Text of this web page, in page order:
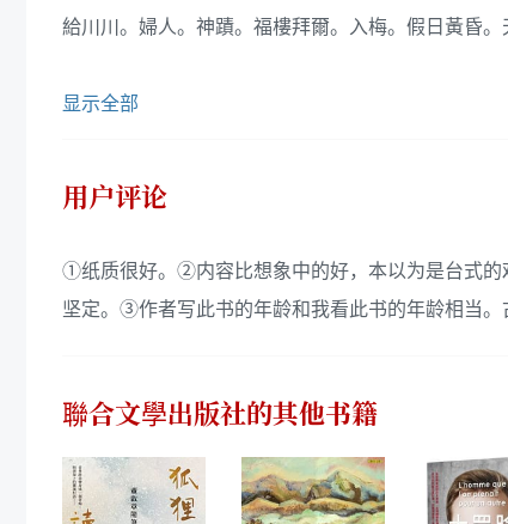
給川川。婦人。神蹟。福樓拜爾。入梅。假日黃昏。
显示全部
用户评论
①纸质很好。②内容比想象中的好，本以为是台式的
坚定。③作者写此书的年龄和我看此书的年龄相当。
聯合文學出版社的其他书籍